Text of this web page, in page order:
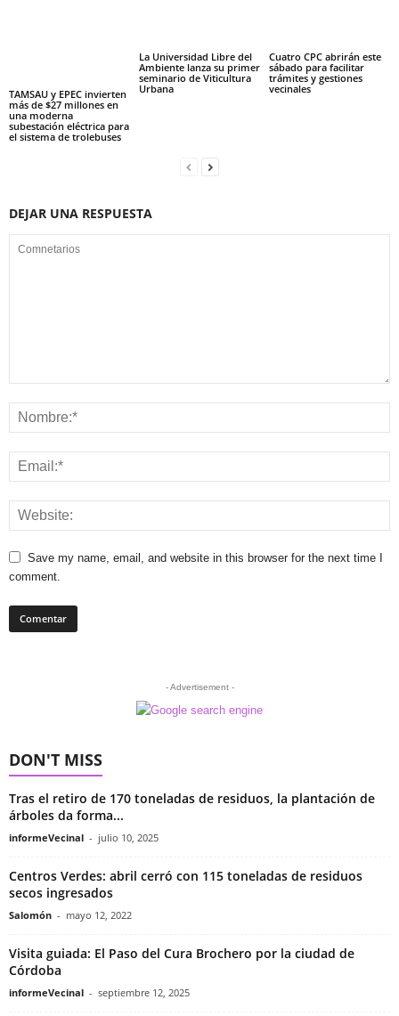
TAMSAU y EPEC invierten
más de $27 millones en
una moderna
subestación eléctrica para
el sistema de trolebuses
La Universidad Libre del
Ambiente lanza su primer
seminario de Viticultura
Urbana
Cuatro CPC abrirán este
sábado para facilitar
trámites y gestiones
vecinales
DEJAR UNA RESPUESTA
Save my name, email, and website in this browser for the next time I
comment.
- Advertisement -
DON'T MISS
Tras el retiro de 170 toneladas de residuos, la plantación de
árboles da forma...
informeVecinal - julio 10, 2025
Centros Verdes: abril cerró con 115 toneladas de residuos
secos ingresados
Salomón - mayo 12, 2022
Visita guiada: El Paso del Cura Brochero por la ciudad de
Córdoba
informeVecinal - septiembre 12, 2025